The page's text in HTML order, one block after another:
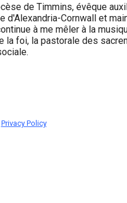
de Timmins, évêque
d'Alexandria-Cornwall et
à me mêler à la
la foi, la pastorale des
Privacy Policy